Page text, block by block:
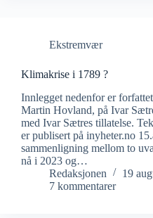
Ekstremvær
Klimakrise i 1789 ?
Innlegget nedenfor er
Martin Hovland, på Ivar
med Ivar Sætres tillatelse.
er publisert på inyheter.no
sammenligning mellom to
nå i 2023 og…
Redaksjonen
19
7 kommentarer